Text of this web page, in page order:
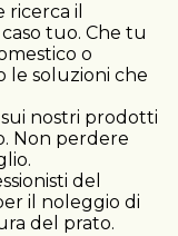
il
tuo. Che tu
o
le soluzioni che
nostri prodotti
Non perdere
del
il noleggio di
del prato.